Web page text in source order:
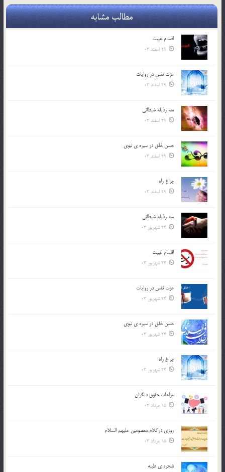
مطالب مشابه
اقسام غيبت
29 اسفند 03
عزت نفس در روايات
29 اسفند 03
سه رذیله شیطانی
29 اسفند 03
حسن خلق در سيره ي نبوي
29 اسفند 03
چراغ راه
29 اسفند 03
سه رذیله شیطانی
24 شهریور 03
اقسام غيبت
24 شهریور 03
عزت نفس در روايات
24 شهریور 03
حسن خلق در سيره ي نبوي
24 شهریور 03
چراغ راه
24 شهریور 03
مراعات حقوق ديگران
15 مرداد 03
روزي دركلام معصومين عليهم السلام
15 مرداد 03
شجره ي طيبه